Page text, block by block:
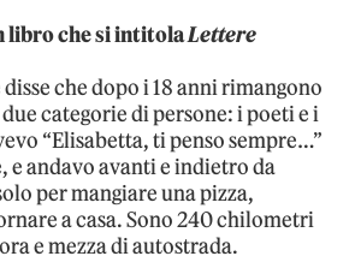
libro che si intitolaLettere
che dopo i 18 anni rimangono
categorie di persone: i poeti e i
“Elisabetta, ti penso sempre…”
e andavo avanti e indietro da
per mangiare una pizza,
a casa. Sono 240 chilometri
e mezza di autostrada.